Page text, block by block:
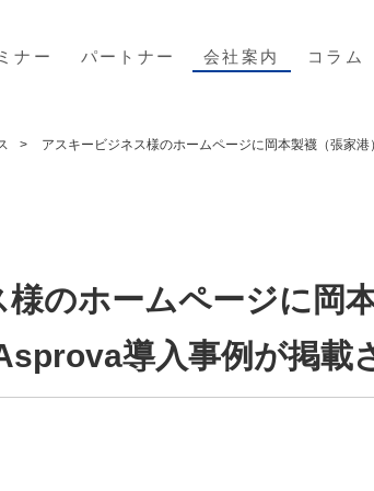
ナー パートナー 会社案内 コラム
アスキービジネス様のホームページに岡本製襪（張家
のホームページに岡
導入事例が掲載